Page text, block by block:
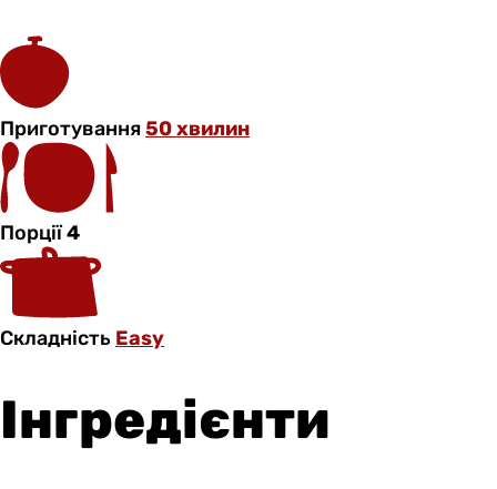
Приготування50 хвилин
Порції4
Складність Easy
Інгредієнти